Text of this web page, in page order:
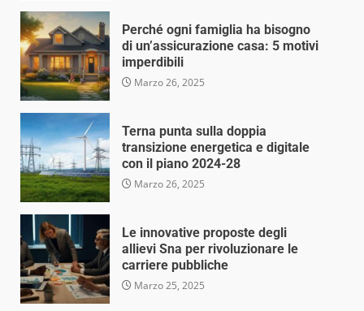
Perché ogni famiglia ha bisogno
di un’assicurazione casa: 5 motivi
imperdibili
Marzo 26, 2025
Terna punta sulla doppia
transizione energetica e digitale
con il piano 2024-28
Marzo 26, 2025
Le innovative proposte degli
allievi Sna per rivoluzionare le
carriere pubbliche
Marzo 25, 2025